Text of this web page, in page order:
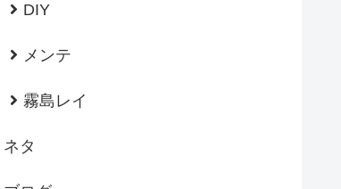
DIY
メンテ
霧島レイ
ネタ